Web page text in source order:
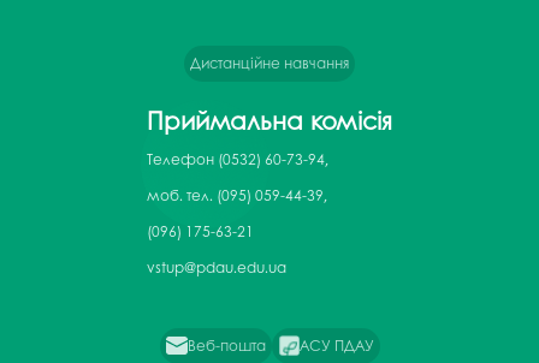
Дистанційне навчання
Приймальна комісія
Телефон (0532) 60-73-94,
моб. тел. (095) 059-44-39,
(096) 175-63-21
vstup@pdau.edu.ua
Веб-пошта АСУ ПДАУ